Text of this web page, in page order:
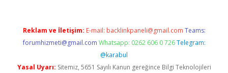
Reklam ve İletişim: E-mail: backlinkpaneli@gmail.com Teams:
forumhizmeti@gmail.com Whatsapp: 0262 606 0 726 Telegram:
@karabul
Yasal Uyarı: Sitemiz, 5651 Sayılı Kanun gereğince Bilgi Teknolojileri